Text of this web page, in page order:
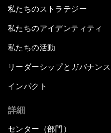
私たちのストラテジー
私たちのアイデンティティ
私たちの活動
リーダーシップとガバナンス
インパクト
詳細
センター（部門）